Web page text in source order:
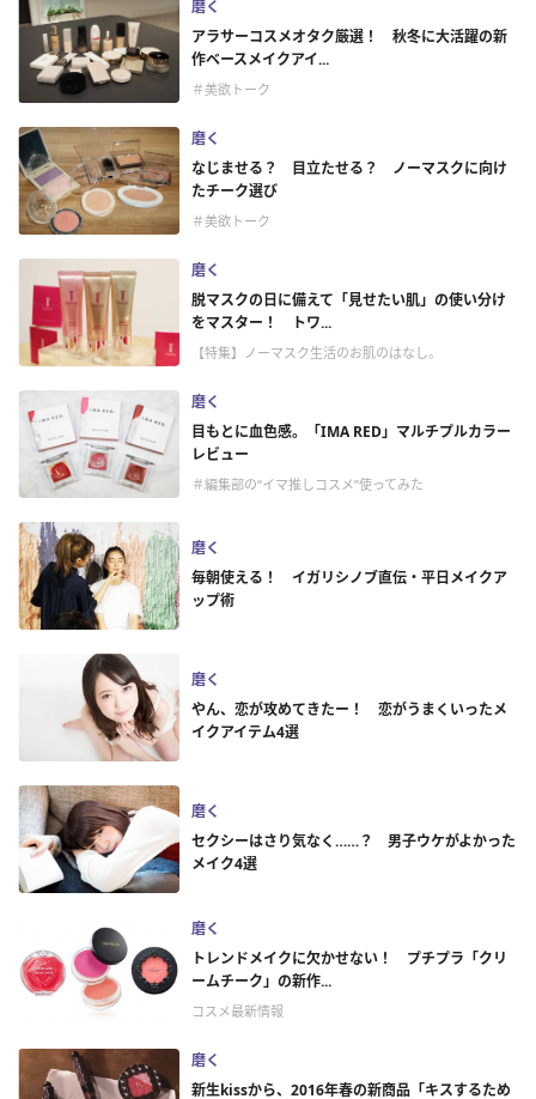
磨く
アラサーコスメオタク厳選！ 秋冬に大活躍の新
作ベースメイクアイ...
＃美欲トーク
磨く
なじませる？ 目立たせる？ ノーマスクに向け
たチーク選び
＃美欲トーク
磨く
脱マスクの日に備えて「見せたい肌」の使い分け
をマスター！ トワ...
【特集】ノーマスク生活のお肌のはなし。
磨く
目もとに血色感。「IMA RED」マルチプルカラー
レビュー
＃編集部の“イマ推しコスメ”使ってみた
磨く
毎朝使える！ イガリシノブ直伝・平日メイクア
ップ術
磨く
やん、恋が攻めてきたー！ 恋がうまくいったメ
イクアイテム4選
磨く
セクシーはさり気なく……？ 男子ウケがよかった
メイク4選
磨く
トレンドメイクに欠かせない！ プチプラ「クリ
ームチーク」の新作...
コスメ最新情報
磨く
新生kissから、2016年春の新商品「キスするため